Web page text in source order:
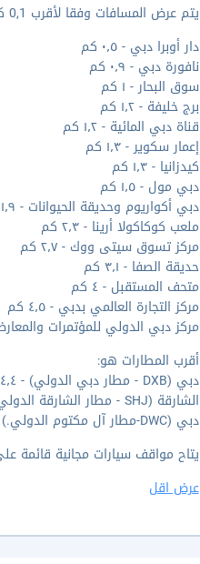
يتم عرض المسافات وفقا لأقرب 0,1 كيلومتر.
دار أوبرا دبي - ٠٫٥ كم
نافورة دبي - ٠٫٩ كم
سوق البحار - ١ كم
برج خليفة - ١٫٢ كم
قناة دبي المائية - ١٫٢ كم
إعمار سكوير - ١٫٣ كم
كيدزانيا - ١٫٣ كم
دبي مول - ١٫٥ كم
دبي أكواريوم وحديقة الحيوانات - ١٫٩ كم
ملعب كوكاكولا أرينا - ٢٫٣ كم
مركز تسوق سيتى ووك - ٢٫٧ كم
حديقة الصفا - ٣٫١ كم
متحف المستقبل - ٤ كم
مركز التجارة العالمي بدبي - ٤٫٥ كم
مركز دبي الدولي للمؤتمرات والمعارض -
أقرب المطارات هو:
دبي (DXB - مطار دبي الدولي) - ١٤٫٤ كم
الشارقة (SHJ - مطار الشارقة الدولي) - ٤٠٫٣ كم
دبي (DWC-مطار آل مكتوم الدولي.) - ٥١ كم
يتاح مواقف سيارات مجانية قائمة
عرض اقل